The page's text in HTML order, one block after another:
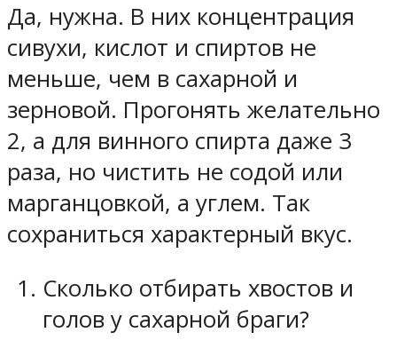
Да, нужна. В них концентрация
сивухи, кислот и спиртов не
меньше, чем в сахарной и
зерновой. Прогонять желательно
2, а для винного спирта даже 3
раза, но чистить не содой или
марганцовкой, а углем. Так
сохраниться характерный вкус.
Сколько отбирать хвостов и
голов у сахарной браги?